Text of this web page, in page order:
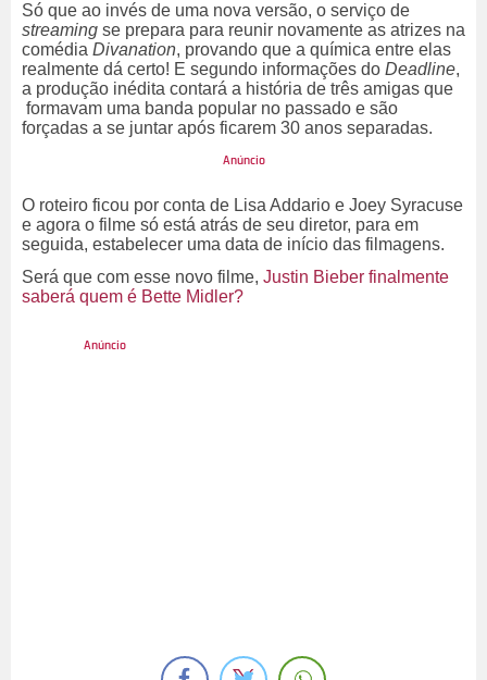
Só que ao invés de uma nova versão, o serviço de
streaming se prepara para reunir novamente as atrizes na
comédia Divanation, provando que a química entre elas
realmente dá certo! E segundo informações do Deadline,
a produção inédita contará a história de três amigas que
formavam uma banda popular no passado e são
forçadas a se juntar após ficarem 30 anos separadas.
O roteiro ficou por conta de Lisa Addario e Joey Syracuse
e agora o filme só está atrás de seu diretor, para em
seguida, estabelecer uma data de início das filmagens.
Será que com esse novo filme, Justin Bieber finalmente
saberá quem é Bette Midler?